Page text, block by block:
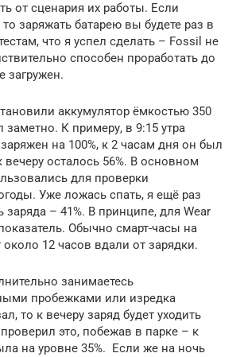
от сценария их работы. Если
заряжать батарею вы будете раз в
что я успел сделать – Fossil не
способен проработать до
загружен.
аккумулятор ёмкостью 350
заметно. К примеру, в 9:15 утра
на 100%, к 2 часам дня он был
вечеру осталось 56%. В основном
для проверки
Уже ложась спать, я ещё раз
заряда – 41%. В принципе, для Wear
Обычно смарт-часы на
12 часов вдали от зарядки.
занимаетесь
пробежками или изредка
то к вечеру заряд будет уходить
это, побежав в парке – к
на уровне 35%. Если же на ночь